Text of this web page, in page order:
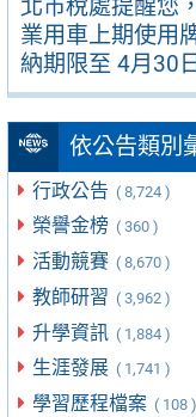
北市稅處提醒您
業用車上期使用
納期限至 4月30
依公告類別
行政公告 ( 8,724 )
榮譽金榜 ( 360 )
活動競賽 ( 8,670 )
教師研習 ( 3,962 )
升學資訊 ( 1,884 )
生涯發展 ( 1,741 )
學習歷程檔案 ( 108 )